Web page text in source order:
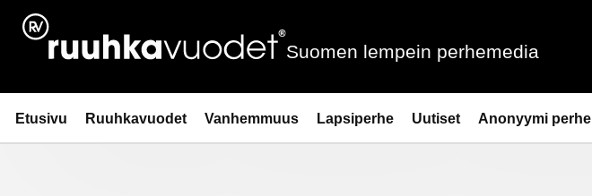
Siirry
sisältöön
Ruuhkavuodet.fi
Suomen lempein perhemedia
Etusivu Ruuhkavuodet Vanhemmuus Lapsiperhe Uutiset Anonyymi perhe
Etusivulle